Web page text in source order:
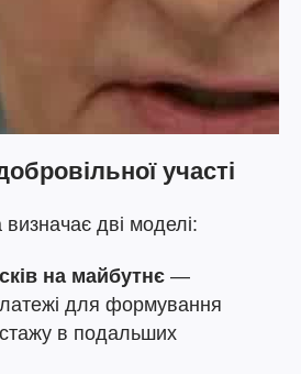
участі
дві моделі:
на майбутнє —
для формування
в подальших